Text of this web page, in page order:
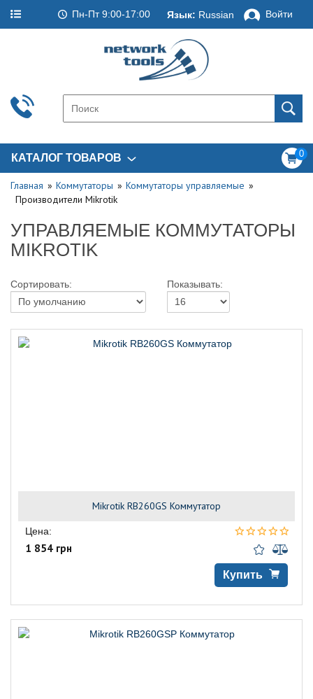
Пн-Пт 9:00-17:00 Язык: Russian Войти
КАТАЛОГ ТОВАРОВ 0
Главная Коммутаторы
Коммутаторы управляемые
Производители Mikrotik
УПРАВЛЯЕМЫЕ КОММУТАТОРЫ
MIKROTIK
Сортировать: Показывать:
Mikrotik RB260GS Коммутатор
Цена:
1 854 грн
Купить